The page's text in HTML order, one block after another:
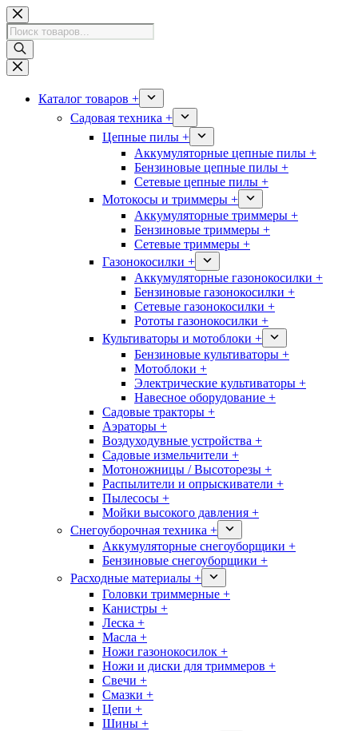
Перейти
к
сути
Поиск
товаров
Каталог товаров +
Садовая техника +
Цепные пилы +
Аккумуляторные цепные пилы +
Бензиновые цепные пилы +
Сетевые цепные пилы +
Мотокосы и триммеры +
Аккумуляторные триммеры +
Бензиновые триммеры +
Сетевые триммеры +
Газонокосилки +
Аккумуляторные газонокосилки +
Бензиновые газонокосилки +
Сетевые газонокосилки +
Рототы газонокосилки +
Культиваторы и мотоблоки +
Бензиновые культиваторы +
Мотоблоки +
Электрические культиваторы +
Навесное оборудование +
Садовые тракторы +
Аэраторы +
Воздуходувные устройства +
Садовые измельчители +
Мотоножницы / Высоторезы +
Распылители и опрыскиватели +
Пылесосы +
Мойки высокого давления +
Снегоуборочная техника +
Аккумуляторные снегоуборщики +
Бензиновые снегоуборщики +
Расходные материалы +
Головки триммерные +
Канистры +
Леска +
Масла +
Ножи газонокосилок +
Ножи и диски для триммеров +
Свечи +
Смазки +
Цепи +
Шины +